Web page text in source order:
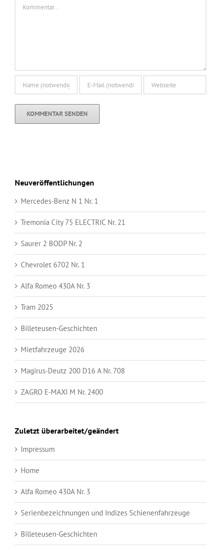
Neuveröffentlichungen
Mercedes-Benz N 1 Nr. 1
Tremonia City 75 ELECTRIC Nr. 21
Saurer 2 BODP Nr. 2
Chevrolet 6702 Nr. 1
Alfa Romeo 430A Nr. 3
Tram 2025
Billeteusen-Geschichten
Mietfahrzeuge 2026
Magirus-Deutz 200 D16 A Nr. 708
ZAGRO E-MAXI M Nr. 2400
Zuletzt überarbeitet/geändert
Impressum
Home
Alfa Romeo 430A Nr. 3
Serienbezeichnungen und Indizes Schienenfahrzeuge
Billeteusen-Geschichten